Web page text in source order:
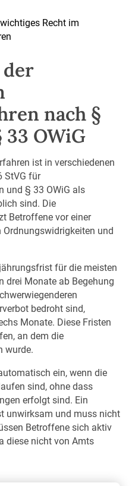
Recht im
der
nach §
33 OWiG
ist in verschiedenen
StVG für
und § 33 OWiG als
sind. Die
Betroffene vor einer
und
für die meisten
drei Monate ab Begehung
bedroht sind,
Monate. Diese Fristen
an dem die
wurde.
ein, wenn die
sind, ohne dass
erfolgt sind. Ein
unwirksam und muss nicht
Betroffene sich aktiv
diese nicht von Amts